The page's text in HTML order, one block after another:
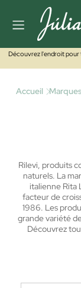
Découvrez l'endroit pour
Accueil Marques
Rilevi, produits
naturels. La
italienne Rita
facteur de
1986. Les
grande variété
Découvrez